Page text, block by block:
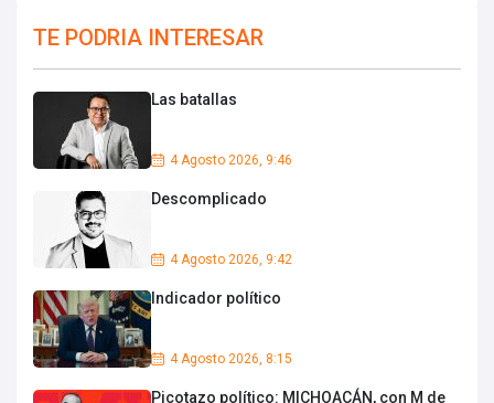
TE PODRIA INTERESAR
Las batallas
4 Agosto 2026, 9:46
Descomplicado
4 Agosto 2026, 9:42
Indicador político
4 Agosto 2026, 8:15
Picotazo político: MICHOACÁN, con M de